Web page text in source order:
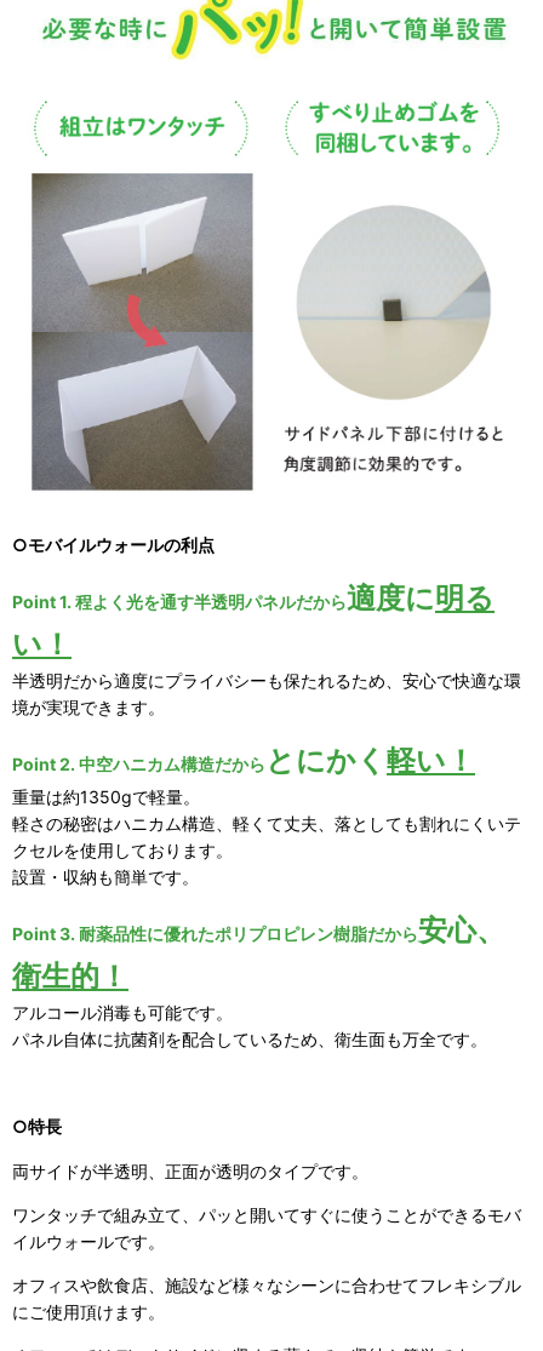
○モバイルウォールの利点
Point 1. 程よく光を通す半透明パネルだから適度に明る
い！
半透明だから適度にプライバシーも保たれるため、安心で快適な環
境が実現できます。
Point 2. 中空ハニカム構造だから とにかく 軽い！
重量は約1350gで軽量。
軽さの秘密はハニカム構造、軽くて丈夫、落としても割れにくいテ
クセルを使用しております。
設置・収納も簡単です。
Point 3. 耐薬品性に優れたポリプロピレン樹脂だから安心、
衛生的！
アルコール消毒も可能です。
パネル自体に抗菌剤を配合しているため、衛生面も万全です。
○特長
両サイドが半透明、正面が透明のタイプです。
ワンタッチで組み立て、パッと開いてすぐに使うことができるモバ
イルウォールです。
オフィスや飲食店、施設など様々なシーンに合わせてフレキシブル
にご使用頂けます。